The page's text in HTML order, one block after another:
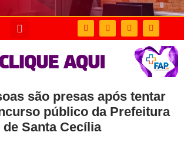
são presas após tentar
público da Prefeitura
de Santa Cecília